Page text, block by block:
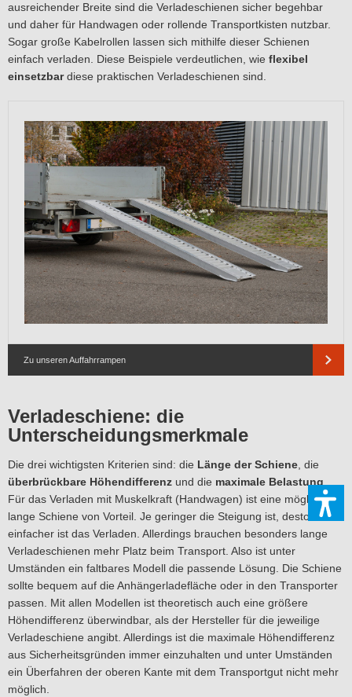
ausreichender Breite sind die Verladeschienen sicher begehbar
und daher für Handwagen oder rollende Transportkisten nutzbar.
Sogar große Kabelrollen lassen sich mithilfe dieser Schienen
einfach verladen. Diese Beispiele verdeutlichen, wie flexibel
einsetzbardiese praktischen Verladeschienen sind.
Zu unseren Auffahrrampen
Verladeschiene: die
Unterscheidungsmerkmale
Die drei wichtigsten Kriterien sind: die Länge der Schiene , die
überbrückbare Höhendifferenz und die maximale Belastung
Für das Verladen mit Muskelkraft (Handwagen) ist eine möglichst
lange Schiene von Vorteil. Je geringer die Steigung ist, desto
einfacher ist das Verladen. Allerdings brauchen besonders lange
Verladeschienen mehr Platz beim Transport. Also ist unter
Umständen ein faltbares Modell die passende Lösung. Die Schiene
sollte bequem auf die Anhängerladefläche oder in den Transporter
passen. Mit allen Modellen ist theoretisch auch eine größere
Höhendifferenz überwindbar, als der Hersteller für die jeweilige
Verladeschiene angibt. Allerdings ist die maximale Höhendifferenz
aus Sicherheitsgründen immer einzuhalten und unter Umständen
ein Überfahren der oberen Kante mit dem Transportgut nicht mehr
möglich.